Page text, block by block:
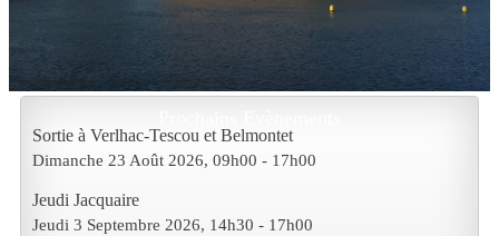
Sortie à Verlhac-Tescou et Belmontet
Dimanche 23 Août 2026, 09h00 - 17h00
Jeudi Jacquaire
Jeudi 3 Septembre 2026, 14h30 - 17h00